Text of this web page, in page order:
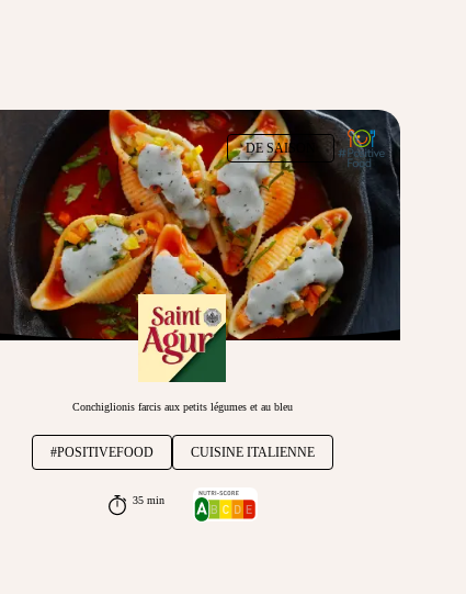
DE SAISON
Conchiglionis farcis aux petits légumes et au bleu
#POSITIVEFOOD CUISINE ITALIENNE
35 min